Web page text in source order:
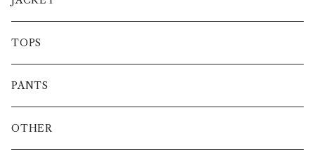
TOPS
PANTS
OTHER